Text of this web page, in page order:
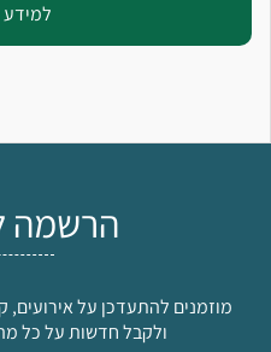
למידע
הרשמה
מוזמנים להתעדכן על אירועים,
ולקבל חדשות על כל